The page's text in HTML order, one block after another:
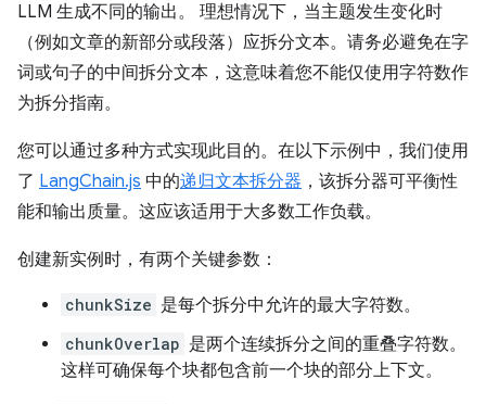
LLM 生成不同的输出。 理想情况下，当主题发生变化时
（例如文章的新部分或段落）应拆分文本。请务必避免在字
词或句子的中间拆分文本，这意味着您不能仅使用字符数作
为拆分指南。
您可以通过多种方式实现此目的。在以下示例中，我们使用
了 LangChain.js 中的递归文本拆分器 ，该拆分器可平衡性
能和输出质量。这应该适用于大多数工作负载。
创建新实例时，有两个关键参数：
chunkSize 是每个拆分中允许的最大字符数。
chunkOverlap 是两个连续拆分之间的重叠字符数。
这样可确保每个块都包含前一个块的部分上下文。